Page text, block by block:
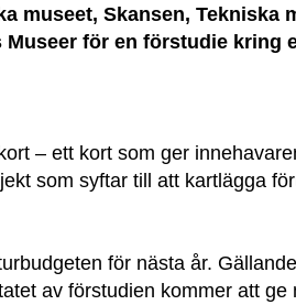
museet, Skansen, Tekniska
för en förstudie kring
– ett kort som ger
som syftar till att kartlägga
för nästa år.
av förstudien kommer att